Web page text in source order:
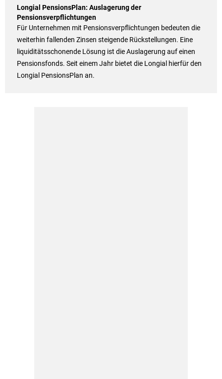
Longial PensionsPlan: Auslagerung der
Pensionsverpflichtungen
Für Unternehmen mit Pensionsverpflichtungen bedeuten die
weiterhin fallenden Zinsen steigende Rückstellungen. Eine
liquiditätsschonende Lösung ist die Auslagerung auf einen
Pensionsfonds. Seit einem Jahr bietet die Longial hierfür den
Longial PensionsPlan an.